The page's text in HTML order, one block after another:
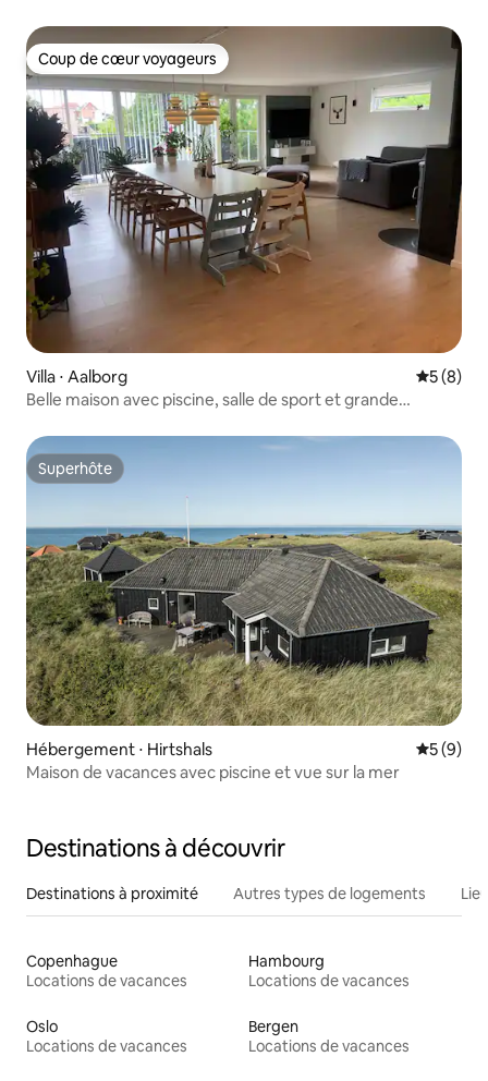
Coup de cœur voyageurs
Coup de cœur voyageurs
Villa ⋅ Aalborg
5 (8)
Belle maison avec piscine, salle de sport et grande
Superhôte
Superhôte
Hébergement ⋅ Hirtshals
5 (9)
Maison de vacances avec piscine et vue sur la mer
Destinations à découvrir
Destinations à proximité Autres types de logements
Copenhague
Locations de vacances
Hambourg
Locations de vacances
Oslo
Locations de vacances
Bergen
Locations de vacances